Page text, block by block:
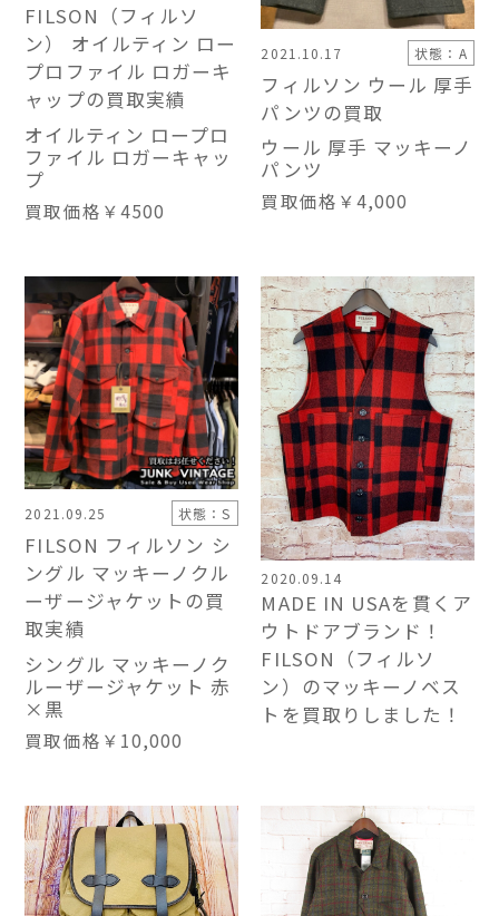
FILSON（フィルソ
ン） オイルティン ロー
プロファイル ロガーキ
ャップの買取実績
オイルティン ロープロ
ファイル ロガーキャッ
プ
買取価格 ￥4500
2021.10.17 状態：A
フィルソン ウール 厚手
パンツの買取
ウール 厚手 マッキーノ
パンツ
買取価格 ￥4,000
2021.09.25 状態：S
FILSON フィルソン シ
ングル マッキーノクル
ーザージャケットの買
取実績
シングル マッキーノク
ルーザージャケット 赤
×黒
買取価格 ￥10,000
2020.09.14
MADE IN USAを貫くア
ウトドアブランド！
FILSON（フィルソ
ン）のマッキーノベス
トを買取りしました！